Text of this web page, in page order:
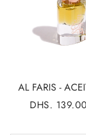
AL FARIS -
PRECIO
DHS.